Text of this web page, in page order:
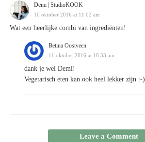
Demi | StudioKOOK
10 oktober 2016 at 11:02 am
Wat een heerlijke combi van ingrediënten!
Betina Oostveen
11 oktober 2016 at 10:33 am
dank je wel Demi!
Vegetarisch eten kan ook heel lekker zijn :-)
Leave a Comment